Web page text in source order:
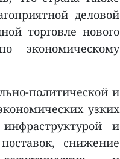
деловой
торговле нового
экономическому
политической и
узких
и
снижение